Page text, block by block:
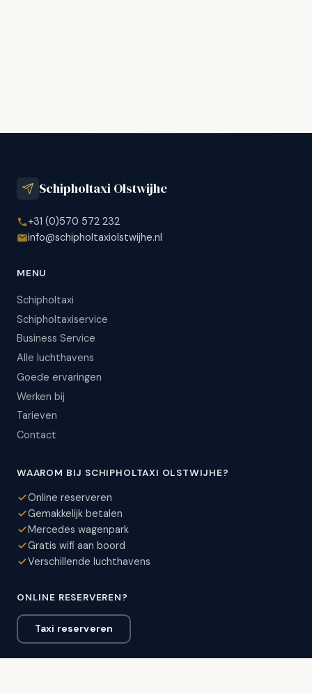
Schipholtaxi Olstwijhe
+31 (0)570 572 232
info@schipholtaxiolstwijhe.nl
MENU
Schipholtaxi
Schipholtaxiservice
Business Service
Alle luchthavens
Goede ervaringen
Werken bij
Tarieven
Contact
WAAROM BIJ SCHIPHOLTAXI OLSTWIJHE?
Online reserveren
Gemakkelijk betalen
Mercedes wagenpark
Gratis wifi aan boord
Verschillende luchthavens
ONLINE RESERVEREN?
Taxi reserveren